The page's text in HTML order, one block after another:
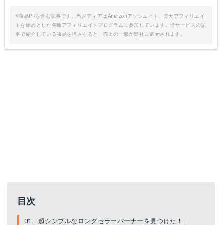
※商品PRを含む記事です。当メディアはAmazonアソシエイト、楽天アフィリエイ
トを始めとした各種アフィリエイトプログラムに参加しています。当サービスの記
事で紹介している商品を購入すると、売上の一部が弊社に還元されます。
目次
超シンプルなロングセラーバーナーを見つけた！